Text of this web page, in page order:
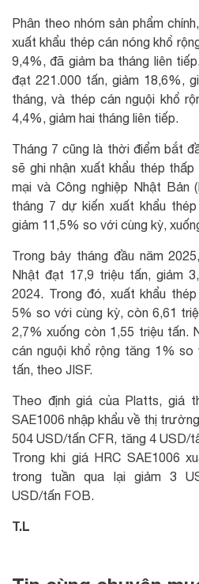
Phân theo nhóm sản phẩm
xuất khẩu thép cán nóng khổ
9,4%, đã giảm ba tháng liên
đạt 221.000 tấn, giảm 18,6%,
tháng, và thép cán nguội khổ
4,4%, giảm hai tháng liên tiếp.
Tháng 7 cũng là thời điểm bắt
sẽ ghi nhận xuất khẩu thép
mại và Công nghiệp Nhật Bản
tháng 7 dự kiến xuất khẩu
giảm 11,5% so với cùng kỳ,
Trong bảy tháng đầu năm
Nhật đạt 17,9 triệu tấn, giảm
2024. Trong đó, xuất khẩu
5% so với cùng kỳ, còn 6,61
2,7% xuống còn 1,55 triệu tấn.
cán nguội khổ rộng tăng 1%
tấn, theo JISF.
Theo định giá của Platts, giá
SAE1006 nhập khẩu về thị
504 USD/tấn CFR, tăng 4 USD/
Trong khi giá HRC SAE1006
trong tuần qua lại giảm 3
USD/tấn FOB.
T.L